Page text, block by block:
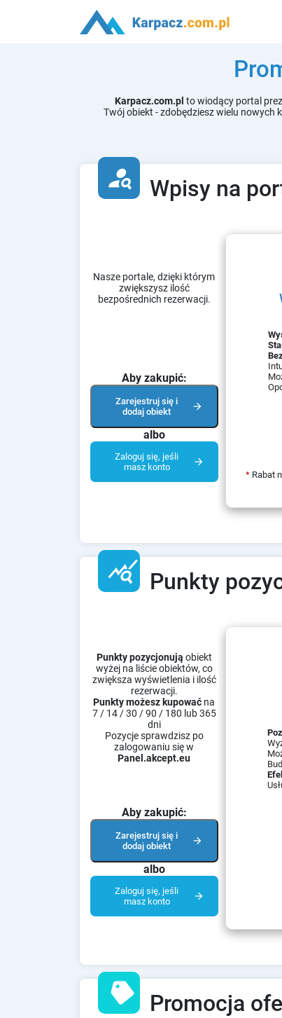
Karpacz.com.pl to wiodący portal
Twój obiekt - zdobędziesz wielu nowych
person_search Wpisy na
Nasze portale, dzięki którym
zwiększysz ilość
bezpośrednich rezerwacji.
Aby zakupić:
Zarejestruj się i
dodaj obiekt
arrow_forward
albo
Zaloguj się, jeśli
masz konto
arrow_forward
*Rabat
query_stats Punkty
Punkty pozycjonują obiekt
wyżej na liście obiektów, co
zwiększa wyświetlenia i ilość
rezerwacji.
Punkty możesz kupować na
7 / 14 / 30 / 90 / 180 lub 365
dni
Pozycje sprawdzisz po
zalogowaniu się w
Panel.akcept.eu
Aby zakupić:
Zarejestruj się i
dodaj obiekt
arrow_forward
albo
Zaloguj się, jeśli
masz konto
arrow_forward
sell Promocja